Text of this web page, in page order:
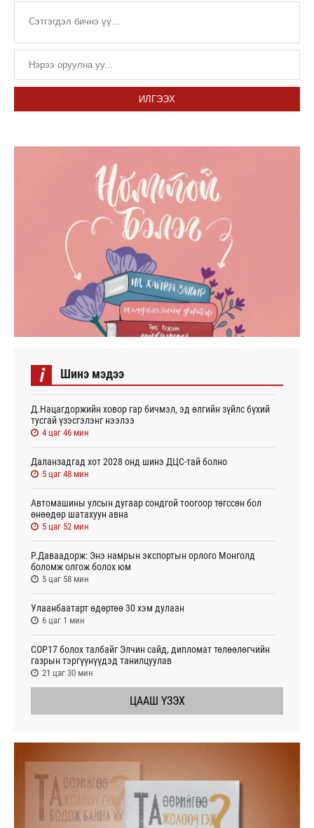
ИЛГЭЭХ
i Шинэ мэдээ
Д.Нацагдоржийн ховор гар бичмэл, эд өлгийн зүйлс бүхий
тусгай үзэсгэлэнг нээлээ
4 цаг 46 мин
Даланзадгад хот 2028 онд шинэ ДЦС-тай болно
5 цаг 48 мин
Автомашины улсын дугаар сондгой тоогоор төгссөн бол
өнөөдөр шатахуун авна
5 цаг 52 мин
Р.Даваадорж: Энэ намрын экспортын орлого Монголд
боломж олгож болох юм
5 цаг 58 мин
Улаанбаатарт өдөртөө 30 хэм дулаан
6 цаг 1 мин
СОР17 болох талбайг Элчин сайд, дипломат төлөөлөгчийн
газрын тэргүүнүүдэд танилцуулав
21 цаг 30 мин
ЦААШ ҮЗЭХ